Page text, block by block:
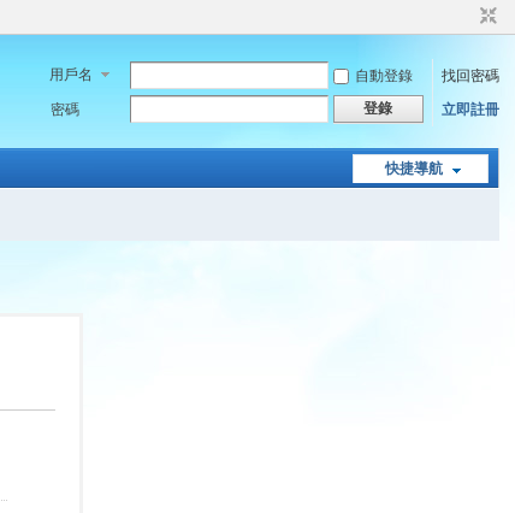
用戶名 自動登錄
找回密碼
密碼
登錄 立即註冊
快捷導航